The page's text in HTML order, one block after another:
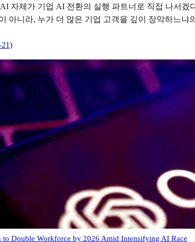
자체가 기업 AI 전환의 실행 파트너로 직접 나서겠
아니라, 누가 더 많은 기업 고객을 깊이 장악하느
21)
to Double Workforce by 2026 Amid Intensifying AI Race